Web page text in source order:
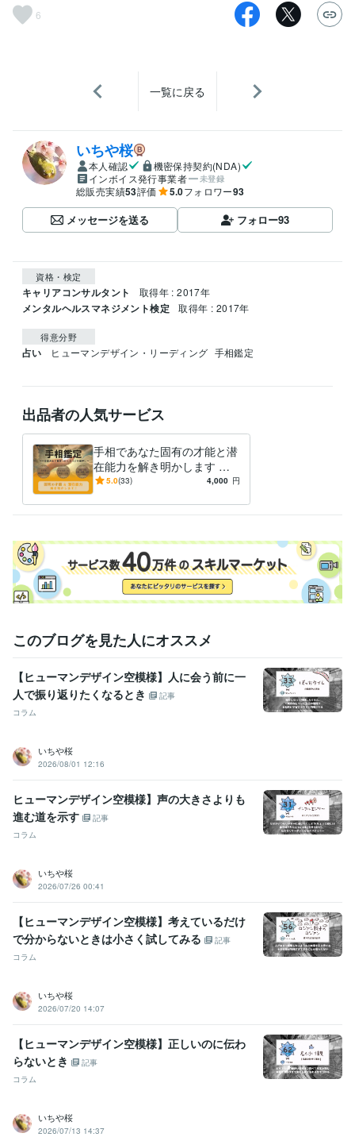
6
一覧に戻る
いちや桜
本人確認
機密保持契約(NDA)
インボイス発行事業者
未登録
総販売実績53評価 5.0フォロワー93
メッセージを送る フォロー93
資格・検定
キャリアコンサルタント 取得年 : 2017年
メンタルヘルスマネジメント検定 取得年 : 2017年
得意分野
占い ヒューマンデザイン・リーディング 手相鑑定
出品者の人気サービス
手相であなた固有の才能と潜
在能力を解き明かします 一
歩踏みだす勇気づけと力づけ
5.0(33) 4,000 円
このブログを見た人にオススメ
【ヒューマンデザイン空模様】人に会う前に一
人で振り返りたくなるとき
記事
コラム
いちや桜
2026/08/01 12:16
ヒューマンデザイン空模様】声の大きさよりも
進む道を示す
記事
コラム
いちや桜
2026/07/26 00:41
【ヒューマンデザイン空模様】考えているだけ
で分からないときは小さく試してみる
記事
コラム
いちや桜
2026/07/20 14:07
【ヒューマンデザイン空模様】正しいのに伝わ
らないとき
記事
コラム
いちや桜
2026/07/13 14:37